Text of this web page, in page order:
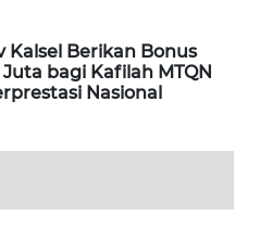
Kalsel Berikan Bonus
bagi Kafilah MTQN
Nasional